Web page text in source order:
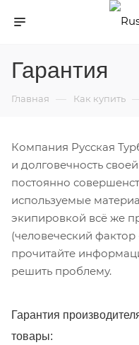
Гарантия
Главная — Как купить
Компания Русская
и долговечность
постоянно
используемые
экипировкой всё же
(человеческий
прочитайте
решить проблему.
Гарантия
товары: